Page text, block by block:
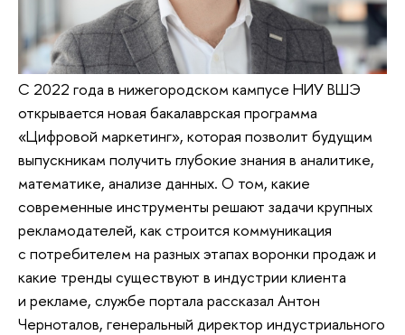
С 2022 года в нижегородском кампусе НИУ ВШЭ
открывается новая бакалаврская программа
«Цифровой маркетинг», которая позволит будущим
выпускникам получить глубокие знания в аналитике,
математике, анализе данных. О том, какие
современные инструменты решают задачи крупных
рекламодателей, как строится коммуникация
с потребителем на разных этапах воронки продаж и
какие тренды существуют в индустрии клиента
и рекламе, службе портала рассказал Антон
Черноталов, генеральный директор индустриального